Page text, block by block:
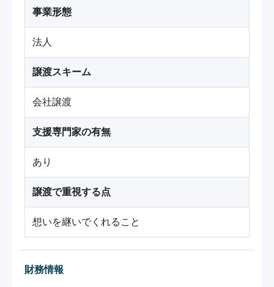
事業形態
法人
譲渡スキーム
会社譲渡
支援専門家の有無
あり
譲渡で重視する点
想いを継いでくれること
財務情報